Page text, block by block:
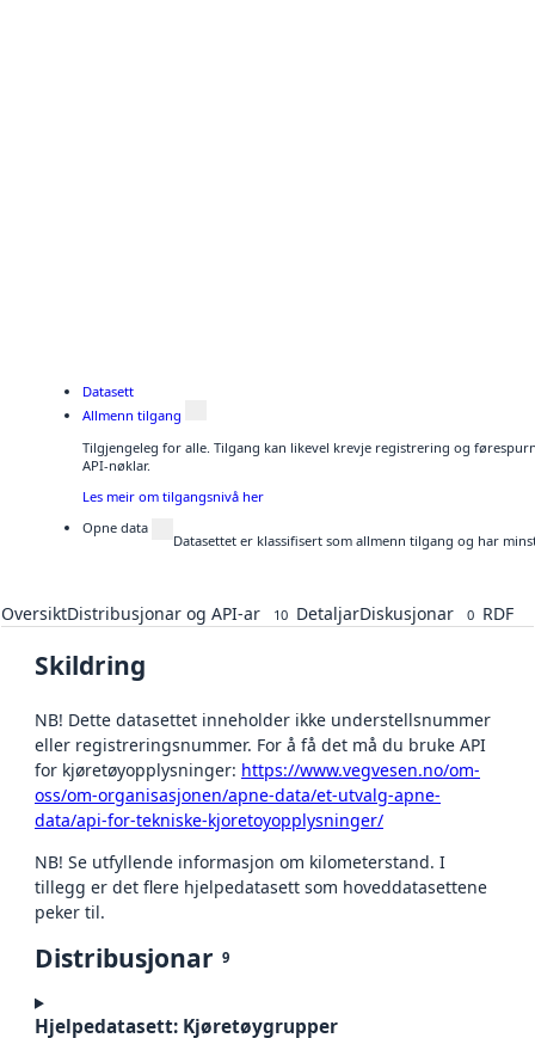
Datasett
Allmenn tilgang
Tilgjengeleg for alle. Tilgang kan likevel krevje registrering og
API-nøklar.
Les meir om tilgangsnivå her
Opne data
Datasettet er klassifisert som allmenn tilgang og har
OversiktDistribusjonar og API-ar 10 DetaljarDiskusjonar 0 RDF
Skildring
NB! Dette datasettet inneholder ikke understellsnummer
eller registreringsnummer. For å få det må du bruke API
for kjøretøyopplysninger: https://www.vegvesen.no/om-
oss/om-organisasjonen/apne-data/et-utvalg-apne-
data/api-for-tekniske-kjoretoyopplysninger/
NB! Se utfyllende informasjon om kilometerstand. I
tillegg er det flere hjelpedatasett som hoveddatasettene
peker til.
Distribusjonar 9
Hjelpedatasett: Kjøretøygrupper